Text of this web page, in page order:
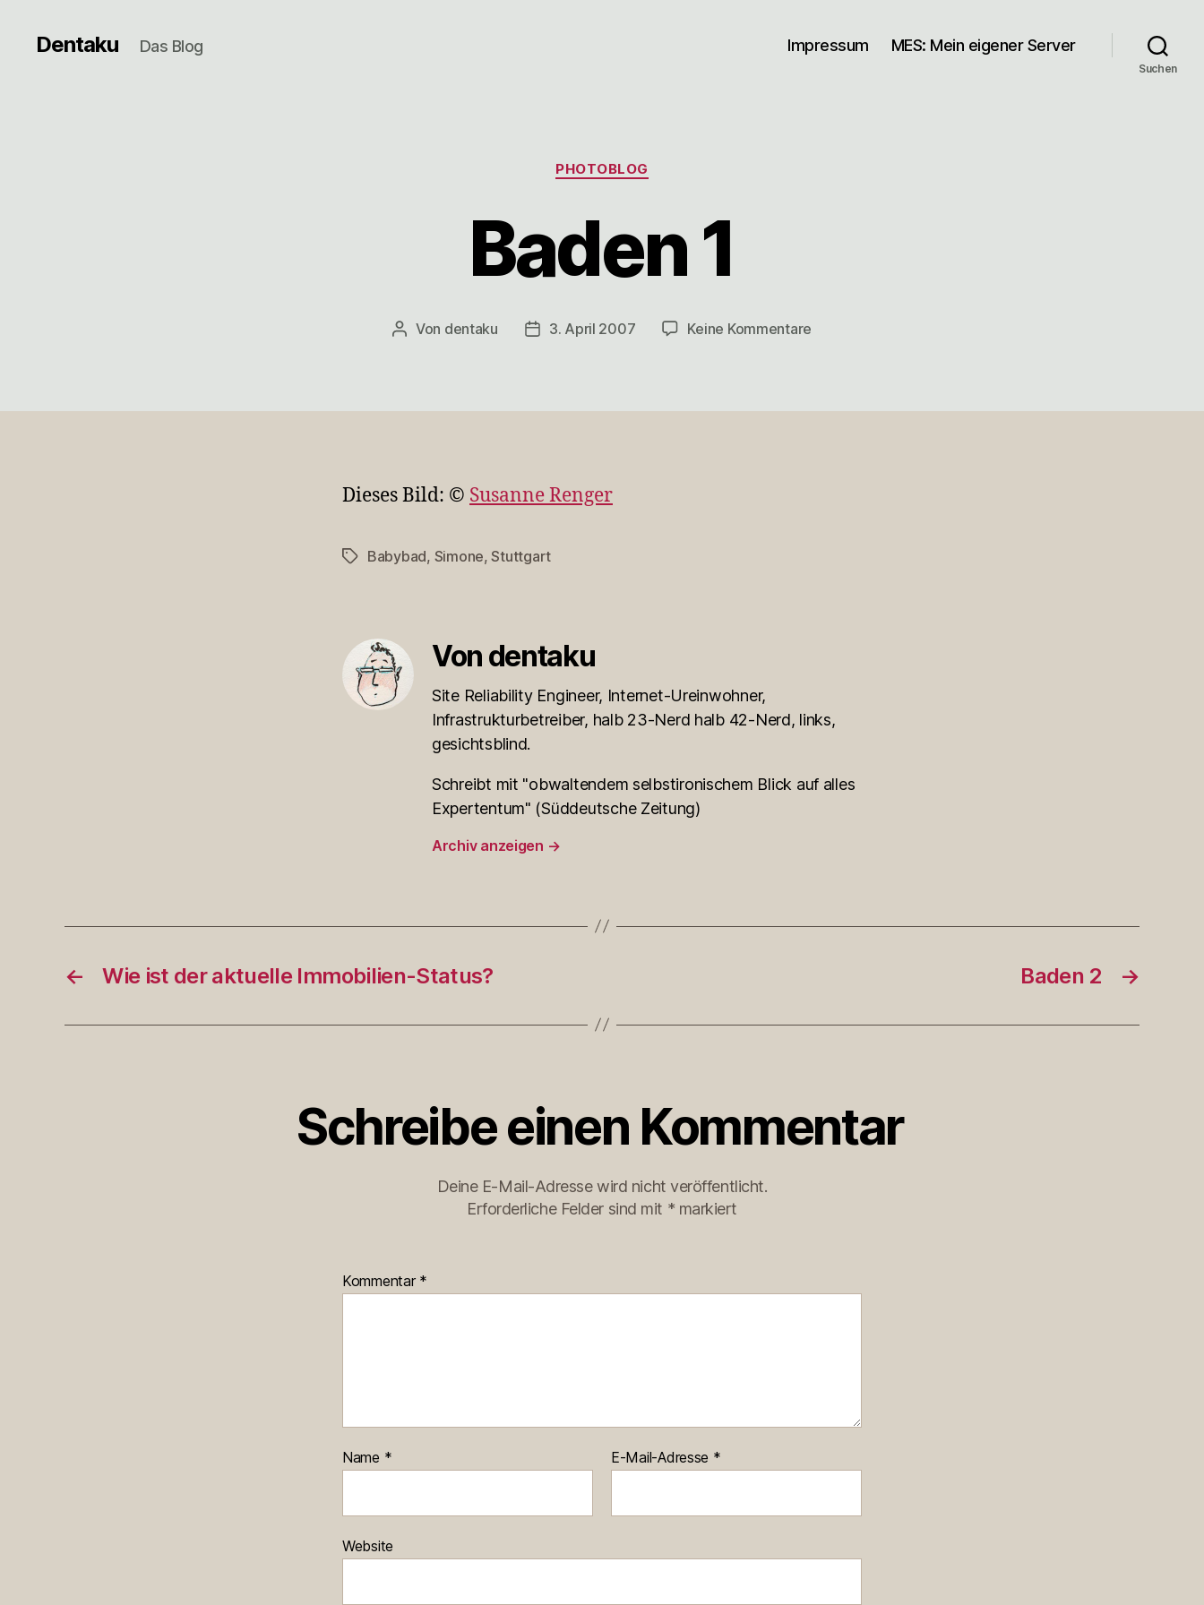
Dentaku Das Blog Impressum MES: Mein eigener Server
Suchen
Kategorien
PHOTOBLOG
Baden 1
Beitragsautor
Von dentaku Veröffentlichungsdatum
3. April 2007 Keine Kommentare
Dieses Bild: © Susanne Renger
Schlagwörter
Babybad, Simone,Stuttgart
Von dentaku
Site Reliability Engineer, Internet-Ureinwohner,
Infrastrukturbetreiber, halb 23-Nerd halb 42-Nerd, links,
gesichtsblind.
Schreibt mit "obwaltendem selbstironischem Blick auf alles
Expertentum" (Süddeutsche Zeitung)
Archiv anzeigen →
← Wie ist der aktuelle Immobilien-Status? →
Baden 2
Schreibe einen Kommentar
Deine E-Mail-Adresse wird nicht veröffentlicht.
Erforderliche Felder sind mit * markiert
Kommentar *
Name * E-Mail-Adresse *
Website